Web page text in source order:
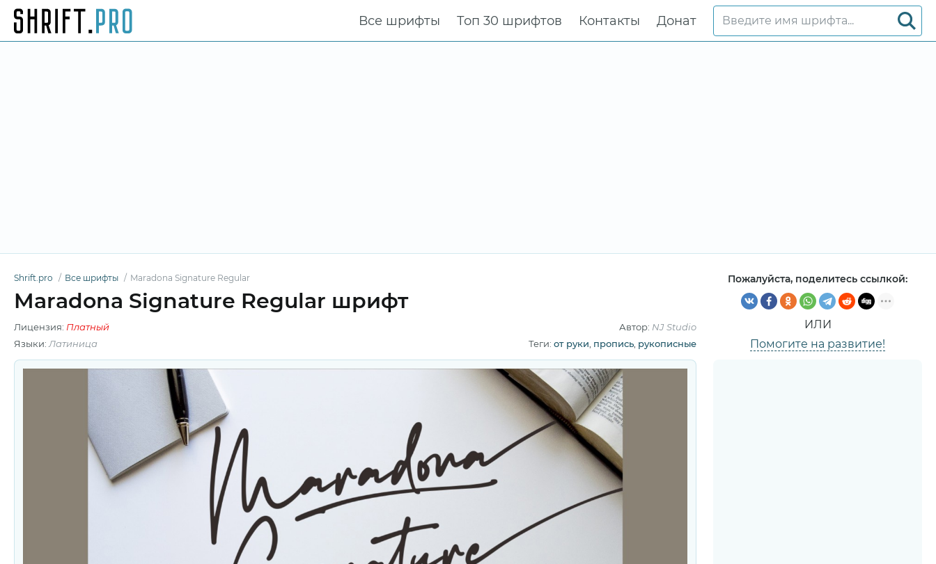
Все шрифты Топ 30 шрифтов Контакты Донат
Shrift.pro Все шрифты Maradona Signature Regular
Maradona Signature Regular шрифт
Лицензия: Платный Автор: NJ Studio
Языки: Латиница Теги: от руки пропись рукописные
Пожалуйста, поделитесь ссылкой:
ИЛИ
Помогите на развитие!